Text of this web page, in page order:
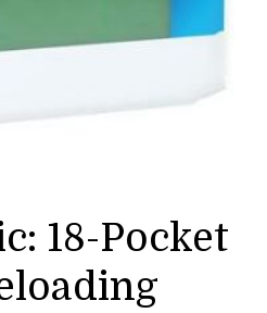
18-Pocket